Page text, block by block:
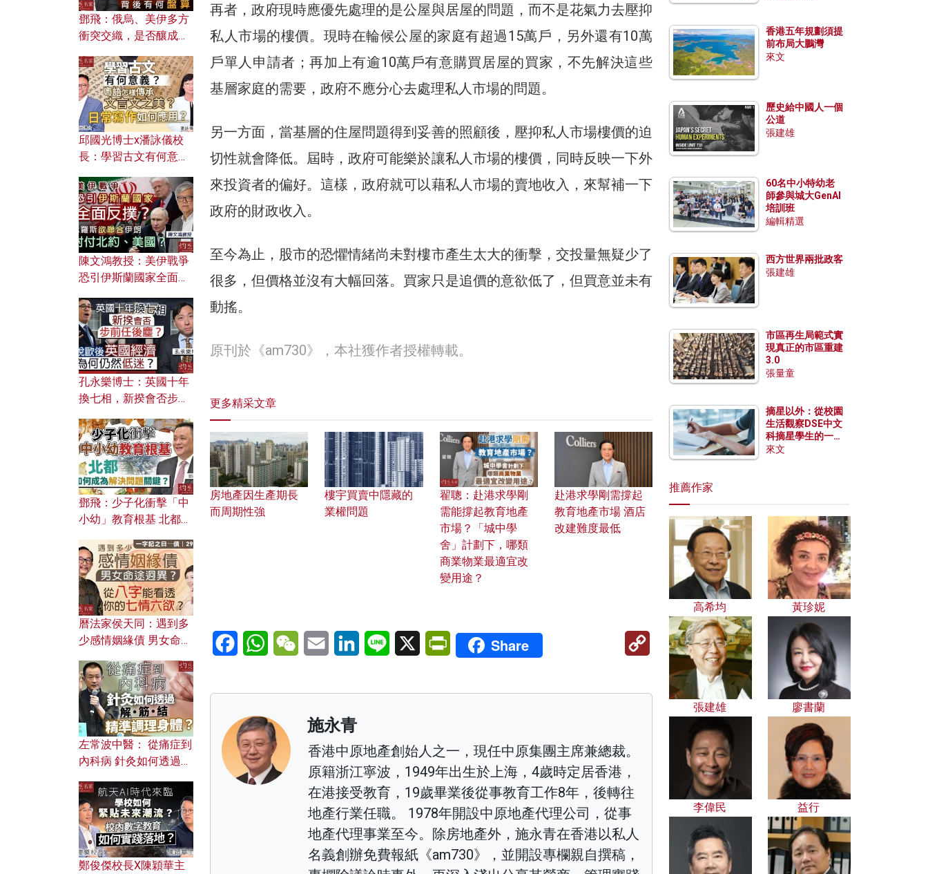
再者，政府現時應優先處理的是公屋與居屋的問題，而不是花氣力去壓抑
私人市場的樓價。現時在輪候公屋的家庭有超過15萬戶，另外還有10萬
戶單人申請者；再加上有逾10萬戶有意購買居屋的買家，不先解決這些
基層家庭的需要，政府不應分心去處理私人市場的問題。
另一方面，當基層的住屋問題得到妥善的照顧後，壓抑私人市場樓價的迫
切性就會降低。屆時，政府可能樂於讓私人市場的樓價，同時反映一下外
來投資者的偏好。這樣，政府就可以藉私人市場的賣地收入，來幫補一下
政府的財政收入。
至今為止，股市的恐懼情緒尚未對樓市產生太大的衝擊，交投量無疑少了
很多，但價格並沒有大幅回落。買家只是追價的意欲低了，但買意並未有
動搖。
原刊於《am730》，本社獲作者授權轉載。
更多精采文章
房地產因生產期長
而周期性強
樓宇買賣中隱藏的
業權問題
翟聰：赴港求學剛
需能撐起教育地產
市場？「城中學
舍」計劃下，哪類
商業物業最適宜改
變用途？
赴港求學剛需撐起
教育地產市場 酒店
改建難度最低
FacebookWhatsAppWeChatEmail LinkedInLine X PrintFriendly
Share
Copy
Link
施永青
香港中原地產創始人之一，現任中原集團主席兼總裁。
原籍浙江寧波，1949年出生於上海，4歲時定居香港，
在港接受教育，19歲畢業後從事教育工作8年，後轉往
地產行業任職。 1978年開設中原地產代理公司，從事
地產代理事業至今。除房地產外，施永青在香港以私人
名義創辦免費報紙《am730》，並開設專欄親自撰稿，
鄧飛：俄烏、美伊多方
衝突交織，是否釀成世
風險攻擊美軍，背後有
何盤算？
邱國光博士x潘詠儀校
長：學習古文有何意
文之美？ 日常寫作如何
應用？
陳文鴻教授：美伊戰爭
恐引伊斯蘭國家全面反
對付北約美國？
孔永樂博士：英國十年
換七相，新揆會否步前
濟為何仍然低迷？
鄧飛：少子化衝擊「中
小幼」教育根基 北都如
曆法家侯天同：遇到多
少感情姻緣債 男女命途
的七情六欲？
左常波中醫： 從痛症到
內科病 針灸如何透過解
鄭俊傑校長X陳穎華主
香港五年規劃須提
前布局大鵬灣
來文
歷史給中國人一個
公道
張建雄
60名中小特幼老
師參與城大GenAI
培訓班
編輯精選
西方世界兩批政客
張建雄
市區再生局範式實
現真正的市區重建
3.0
張量童
摘星以外：從校園
生活觀察DSE中文
科摘星學生的一點
特質
來文
推薦作家
高希均 黃珍妮
張建雄 廖書蘭
李偉民 益行